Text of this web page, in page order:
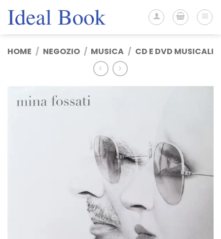
HOME / NEGOZIO / MUSICA / CD E DVD MUSICALI